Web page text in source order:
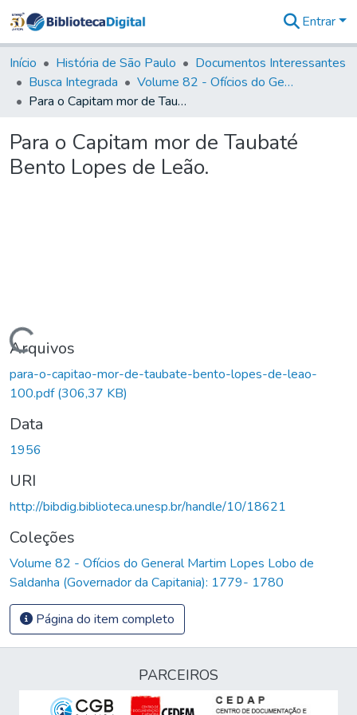
&
Coleções
Tudo na
Biblioteca
Estatísticas
Entrar
Início História de São Paulo
Documentos Interessantes
Busca Integrada
Volume 82 - Ofícios do General Martim Lopes Lobo de Saldanha (Governador da Capitania): 1779- 1780
Para o Capitam mor de Taubaté Bento Lopes de Leão.
Para o Capitam mor de Taubaté
Bento Lopes de Leão.
Carregando...
Arquivos
para-o-capitao-mor-de-taubate-bento-lopes-de-leao-
100.pdf(306,37 KB)
Data
1956
URI
http://bibdig.biblioteca.unesp.br/handle/10/18621
Coleções
Volume 82 - Ofícios do General Martim Lopes Lobo de
Saldanha (Governador da Capitania): 1779- 1780
Página do item completo
PARCEIROS